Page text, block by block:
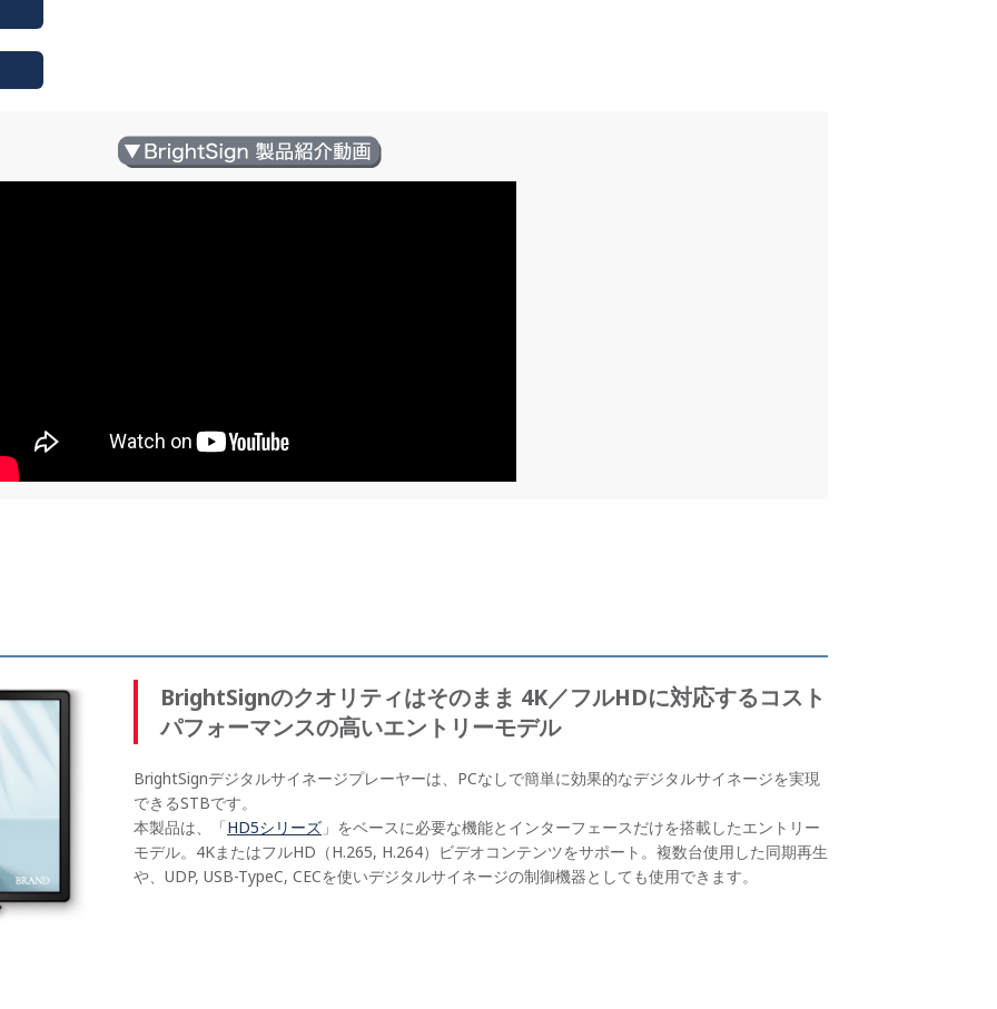
BrightSignのクオリティはそのまま 4K／フルHDに対応するコスト
パフォーマンスの高いエントリーモデル
BrightSignデジタルサイネージプレーヤーは、PCなしで簡単に効果的なデジタルサイネージを実現
できるSTBです。
本製品は、「HD5シリーズ 」をベースに必要な機能とインターフェースだけを搭載したエントリー
モデル。4KまたはフルHD（H.265, H.264）ビデオコンテンツをサポート。複数台使用した同期再生
や、UDP, USB-TypeC, CECを使いデジタルサイネージの制御機器としても使用できます。